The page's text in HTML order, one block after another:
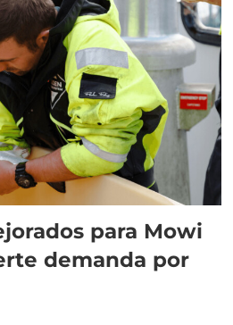
para Mowi
demanda por